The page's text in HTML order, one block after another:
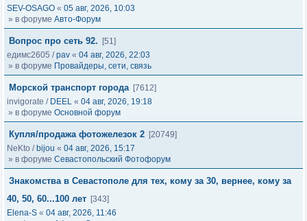
SEV-OSAGO « 05 авг, 2026, 10:03
» в форуме Авто-Форум
Вопрос про сеть 92.
[51]
едимс2605 /pav « 04 авг, 2026, 22:03
» в форуме Провайдеры, сети, связь
Морской транспорт города [7612]
invigorate / DEEL « 04 авг, 2026, 19:18
» в форуме Основной форум
Купля/продажа фотожелезок 2 [20749]
NeKto / bijou « 04 авг, 2026, 15:17
» в форуме Севастопольский Фотофорум
Знакомства в Севастополе для тех, кому за 30, вернее, кому за
40, 50, 60...100 лет [343]
Elena-S « 04 авг, 2026, 11:46